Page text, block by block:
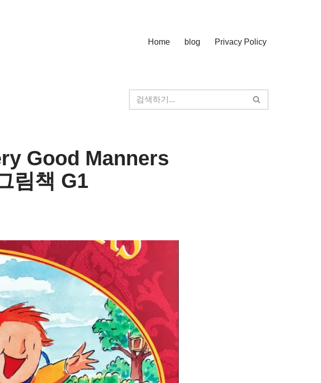
Home blog Privacy Policy
Good Manners
림책 G1